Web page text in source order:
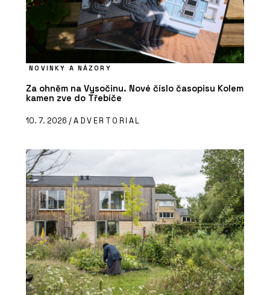
NOVINKY A NÁZORY
Za ohněm na Vysočinu. Nové číslo časopisu Kolem
kamen zve do Třebíče
10. 7. 2026 /ADVERTORIAL